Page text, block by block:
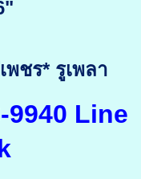
ชร* รูเพลา
9940 Line